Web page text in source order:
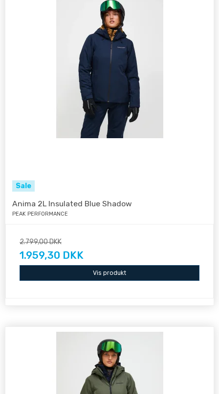
Sale
Anima 2L Insulated Blue Shadow
PEAK PERFORMANCE
2.799,00 DKK
1.959,30 DKK
Vis produkt